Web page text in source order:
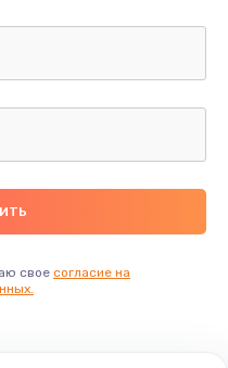
свое согласие на